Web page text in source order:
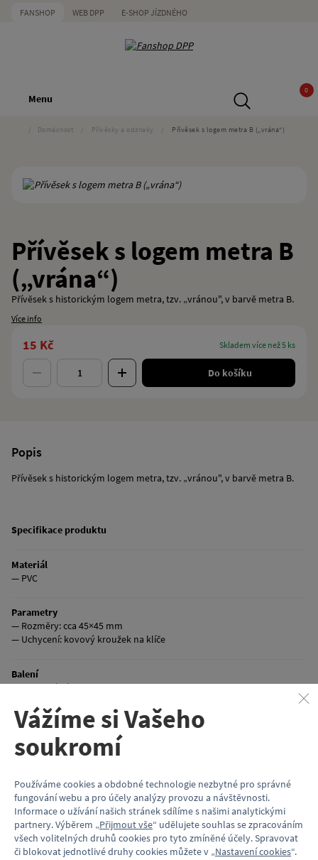
FANSHOP WEB DPP E-SHOP JÍZDNÉHO
Menu
0
Domácnost Přívěsky a odznaky Přívěsek s logem metra B („vrána“)
Přívěsek s logem metra B
(„vrána“)
Přívěsek s historickým logem metra, tzv. „vránou", v barvě metra B.
Více info
15 Kč skladem více než 5 ks
Do košíku
Popis
Přívěsek s historickým logem metra, tzv. „vránou", v barvě metra B.
Specifikace produktu
Materiál
— PVC
Parametry
— Rozměry: cca 45×45 mm
— Uchycení: kovový kroužek na klíče
Balení
— Plastový sáček
Výrobce
— MONT GROUP s.r.o., Kostice č.p. 719, 69152 Kostice, IČO 25507559
— Není vhodné pro děti do 3 let.
Vlastnosti
Vážíme si Vašeho
soukromí
Používáme cookies a obdobné technologie nezbytné pro správné
fungování webu a pro účely analýzy provozu a návštěvnosti.
Informace o užívání našich stránek sdílíme s našimi analytickými
partnery. Výběrem „Přijmout vše“ udělujete souhlas se zpracováním
všech volitelných druhů cookies pro tyto zmíněné účely. Spravovat
či blokovat jednotlivé druhy cookies můžete v „Nastavení cookies“.